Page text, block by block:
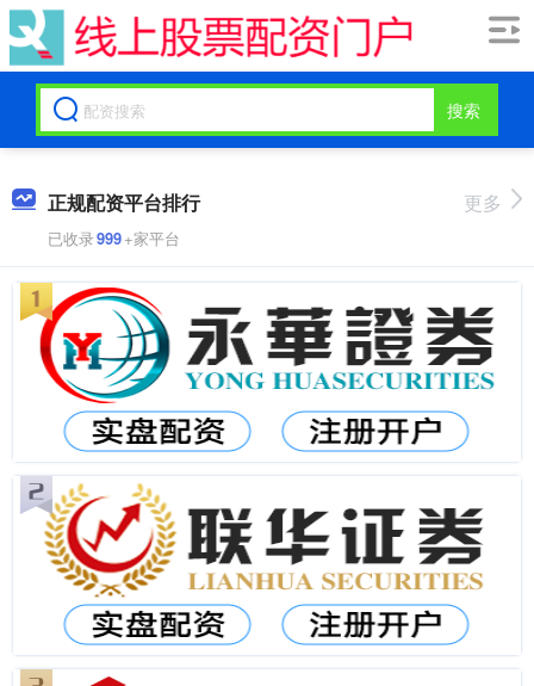
搜索
正规配资平台排行
已收录999+家平台
更多